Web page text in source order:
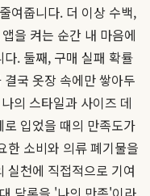
여줍니다. 더 이상 수백,
을 켜는 순간 내 마음에
. 둘째, 구매 실패 확률
국 옷장 속에만 쌓아두
의 스타일과 사이즈 데
입었을 때의 만족도가
한 소비와 의류 폐기물을
실천에 직접적으로 기여